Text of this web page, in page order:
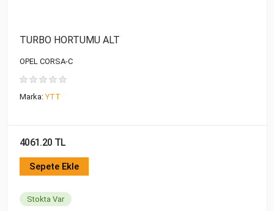
TURBO HORTUMU ALT
OPEL CORSA-C
Marka:YTT
4061.20 TL
Sepete Ekle
Stokta Var